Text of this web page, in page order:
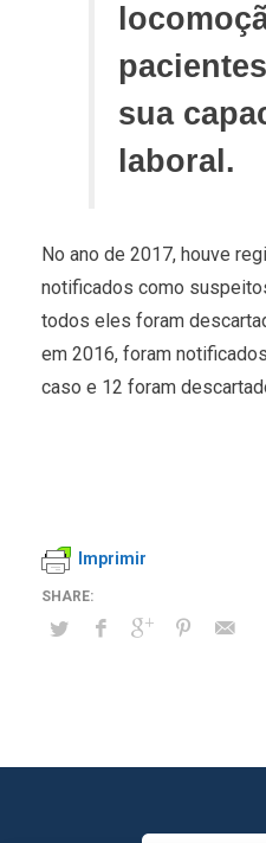
sua
laboral.
No ano de 2017, houve
notificados como
todos eles foram
em 2016, foram
caso e 12 foram
Imprimir